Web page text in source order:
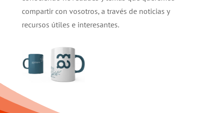
compartir con vosotros, a través de noticias y
recursos útiles e interesantes.